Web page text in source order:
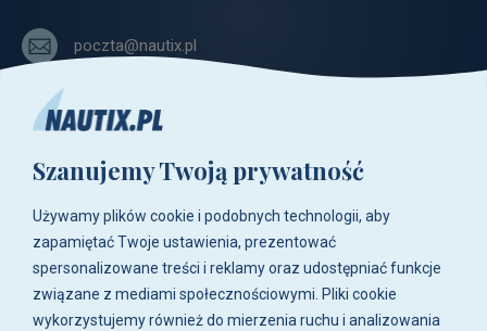
poczta@nautix.pl
+48 783-788-216
ul. Zwoleńska 23,
04-761 Warszawa
Biuro i sklep są czynne:
pn-pt w godz. 8:00 - 16:00.
O firmie
Szanujemy Twoją prywatność
Używamy plików cookie i podobnych technologii, aby
zapamiętać Twoje ustawienia, prezentować
spersonalizowane treści i reklamy oraz udostępniać funkcje
związane z mediami społecznościowymi. Pliki cookie
wykorzystujemy również do mierzenia ruchu i analizowania